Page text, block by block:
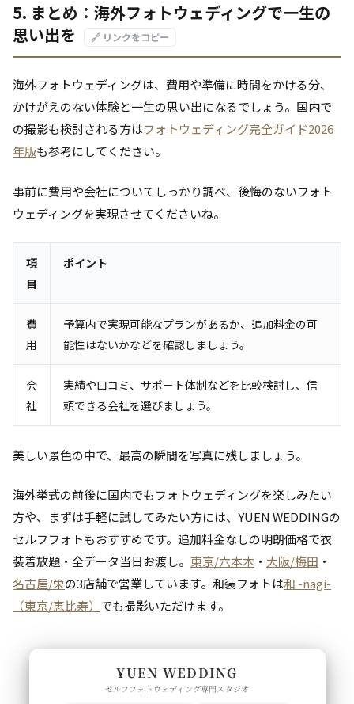
5. まとめ：海外フォトウェディングで一生の
思い出を
🔗 リンクをコピー
海外フォトウェディングは、費用や準備に時間をかける分、
かけがえのない体験と一生の思い出になるでしょう。国内で
の撮影も検討される方はフォトウェディング完全ガイド2026
年版も参考にしてください。
事前に費用や会社についてしっかり調べ、後悔のないフォト
ウェディングを実現させてくださいね。
項
目
ポイント
費
用
予算内で実現可能なプランがあるか、追加料金の可
能性はないかなどを確認しましょう。
会
社
実績や口コミ、サポート体制などを比較検討し、信
頼できる会社を選びましょう。
美しい景色の中で、最高の瞬間を写真に残しましょう。
海外挙式の前後に国内でもフォトウェディングを楽しみたい
方や、まずは手軽に試してみたい方には、YUEN WEDDINGの
セルフフォトもおすすめです。追加料金なしの明朗価格で衣
装着放題・全データ当日お渡し。 東京/六本木 ・ 大阪/梅田 ・
名古屋/栄の3店舗で営業しています。和装フォトは和 -nagi-
（東京/恵比寿） でも撮影いただけます。
YUEN WEDDING
セルフフォトウェディング専門スタジオ